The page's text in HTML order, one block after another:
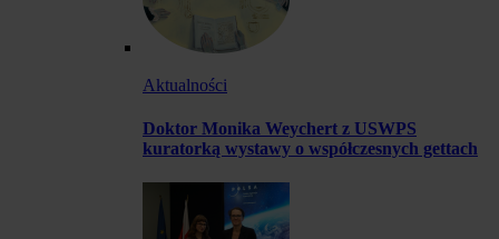
Aktualności
Doktor Monika Weychert z USWPS
kuratorką wystawy o współczesnych gettach